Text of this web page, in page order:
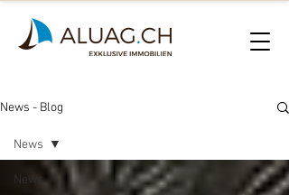
News - Blog
News
News